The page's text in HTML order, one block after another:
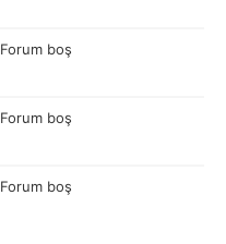
Forum boş
Forum boş
Forum boş